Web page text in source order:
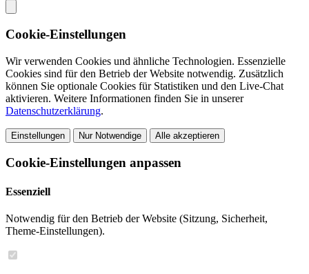
Cookie-Einstellungen
Wir verwenden Cookies und ähnliche Technologien. Essenzielle
Cookies sind für den Betrieb der Website notwendig. Zusätzlich
können Sie optionale Cookies für Statistiken und den Live-Chat
aktivieren. Weitere Informationen finden Sie in unserer
Datenschutzerklärung.
Einstellungen Nur Notwendige Alle akzeptieren
Cookie-Einstellungen anpassen
Essenziell
Notwendig für den Betrieb der Website (Sitzung, Sicherheit,
Theme-Einstellungen).